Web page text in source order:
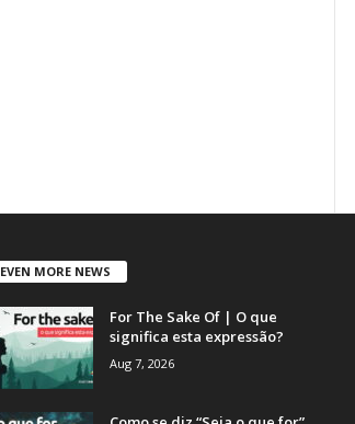
EVEN MORE NEWS
For The Sake Of | O que
significa esta expressão?
Aug 7, 2026